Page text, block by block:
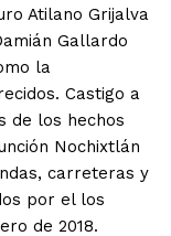
Atilano Grijalva
Gallardo
la
Castigo a
de los hechos
Nochixtlán
carreteras y
por el los
de 2018.